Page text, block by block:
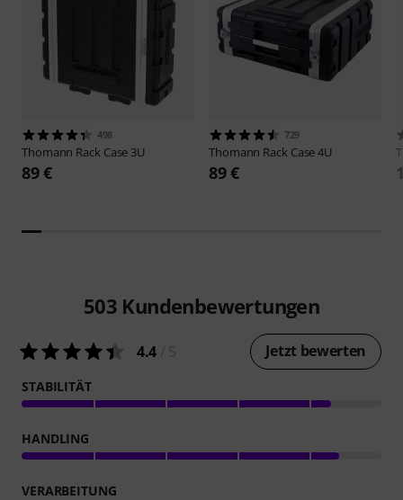
498
Thomann Rack Case 3U
89 €
729
Thomann Rack Case 4U
89 €
503 Kundenbewertungen
4.4 Jetzt bewerten
STABILITÄT
HANDLING
VERARBEITUNG